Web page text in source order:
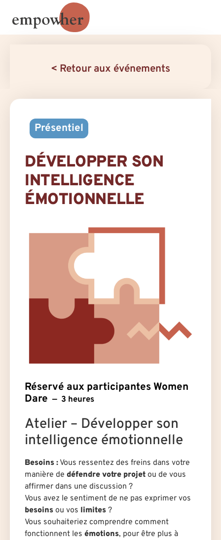
< Retour aux événements
Présentiel
DÉVELOPPER SON
INTELLIGENCE
ÉMOTIONNELLE
Réservé aux participantes Women
Dare
3 heures
Atelier – Développer son
intelligence émotionnelle
Besoins : Vous ressentez des freins dans votre
manière de défendre votre projet ou de vous
affirmer dans une discussion ?
Vous avez le sentiment de ne pas exprimer vos
besoins ou vos limites ?
Vous souhaiteriez comprendre comment
fonctionnent les émotions, pour être plus à